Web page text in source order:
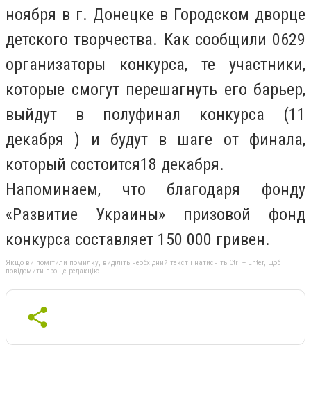
ноября в г. Донецке в Городском дворце
детского творчества. Как сообщили 0629
организаторы конкурса, те участники,
которые смогут перешагнуть его барьер,
выйдут в полуфинал конкурса (11
декабря ) и будут в шаге от финала,
который состоится18 декабря.
Напоминаем, что благодаря фонду
«Развитие Украины» призовой фонд
конкурса составляет 150 000 гривен.
Якщо ви помітили помилку, виділіть необхідний текст і натисніть Ctrl + Enter, щоб
повідомити про це редакцію